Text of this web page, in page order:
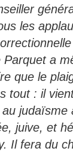
les
a
que le
tout : il
judaïsme
juive, et
Il fera du